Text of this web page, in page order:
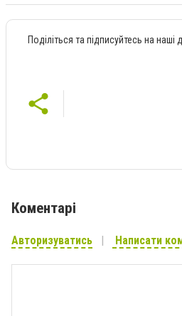
Поділіться та підписуйтесь на наші
Коментарі
Авторизуватись Написати